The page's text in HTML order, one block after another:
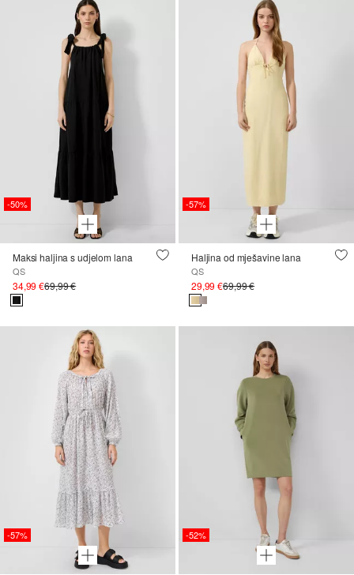
-50%
Maksi haljina s udjelom lana
QS
34,99 €69,99 €
-57%
Haljina od mješavine lana
QS
29,99 €69,99 €
-57% -52%